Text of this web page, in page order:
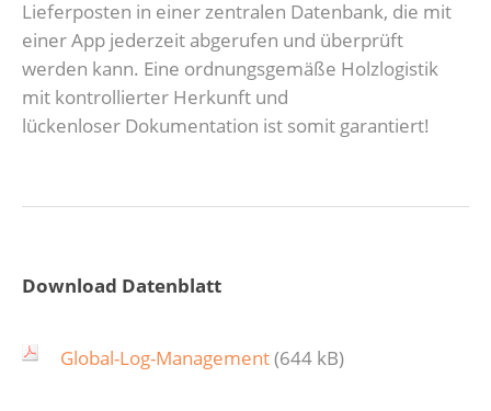
Lieferposten in einer zentralen Datenbank, die mit
einer App jederzeit abgerufen und überprüft
werden kann. Eine ordnungsgemäße Holzlogistik
mit kontrollierter Herkunft und
lückenloser Dokumentation ist somit garantiert!
Download Datenblatt
Global-Log-Management(644 kB)